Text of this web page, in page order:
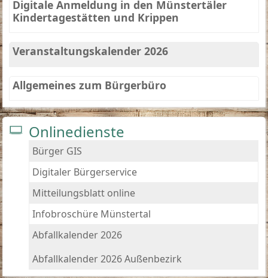
Digitale Anmeldung in den Münstertäler
Kindertagestätten und Krippen
Veranstaltungskalender 2026
Allgemeines zum Bürgerbüro
Onlinedienste
Bürger GIS
Digitaler Bürgerservice
Mitteilungsblatt online
Infobroschüre Münstertal
Abfallkalender 2026
Abfallkalender 2026 Außenbezirk